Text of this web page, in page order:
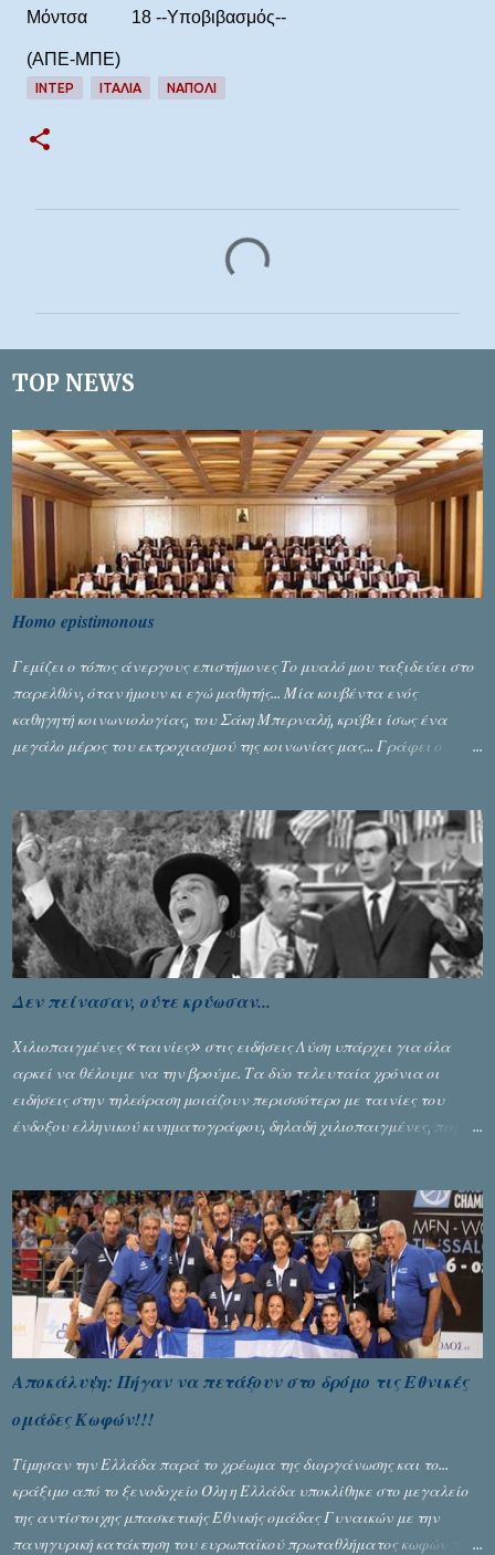
Μόντσα 18 --Υποβιβασμός--
(ΑΠΕ-ΜΠΕ)
ΙΝΤΕΡ ΙΤΑΛΊΑ ΝΑΠΟΛΙ
ι
TOP NEWS
Homo epistimonous
Γεμίζει ο τόπος άνεργους επιστήμονες Το μυαλό μου ταξιδεύει στο
παρελθόν, όταν ήμουν κι εγώ μαθητής... Μία κουβέντα ενός
καθηγητή κοινωνιολογίας, του Σάκη Μπερναλή, κρύβει ίσως ένα
μεγάλο μέρος του εκτροχιασμού της κοινωνίας μας... Γράφει ο
Δεν πείνασαν, ούτε κρύωσαν...
Χιλιοπαιγμένες «ταινίες» στις ειδήσεις Λύση υπάρχει για όλα
αρκεί να θέλουμε να την βρούμε. Τα δύο τελευταία χρόνια οι
ειδήσεις στην τηλεόραση μοιάζουν περισσότερο με ταινίες του
ένδοξου ελληνικού κινηματογράφου, δηλαδή χιλιοπαιγμένες, παρά
Αποκάλυψη: Πήγαν να πετάξουν στο δρόμο τις Εθνικές
ομάδες Κωφών!!!
Τίμησαν την Ελλάδα παρά το χρέωμα της διοργάνωσης και το...
κράξιμο από το ξενοδοχείο Όλη η Ελλάδα υποκλίθηκε στο μεγαλείο
της αντίστοιχης μπασκετικής Εθνικής ομάδας Γυναικών με την
πανηγυρική κατάκτηση του ευρωπαϊκού πρωταθλήματος κωφών που